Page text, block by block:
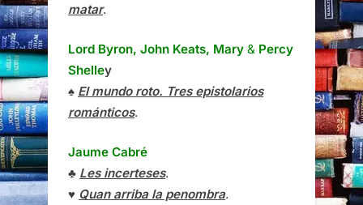
matar.
Lord Byron, John Keats, Mary & Percy
Shelley
♠ El mundo roto. Tres epistolarios
románticos.
Jaume Cabré
♣ Les incerteses.
♥ Quan arriba la penombra.